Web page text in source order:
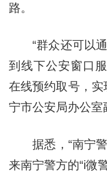
路。
“群众还可以通
到线下公安窗口
在线预约取号，实
宁市公安局办公室
据悉，“南宁警
来南宁警方的“i微